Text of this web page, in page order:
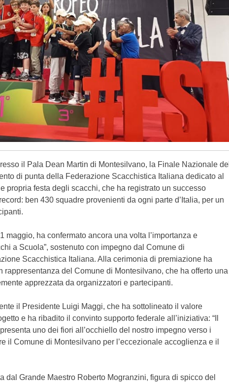
il Pala Dean Martin di Montesilvano, la Finale Nazionale del
di punta della Federazione Scacchistica Italiana dedicato al
propria festa degli scacchi, che ha registrato un successo
ben 430 squadre provenienti da ogni parte d’Italia, per un
maggio, ha confermato ancora una volta l’importanza e
a Scuola”, sostenuto con impegno dal Comune di
Scacchistica Italiana. Alla cerimonia di premiazione ha
rappresentanza del Comune di Montesilvano, che ha offerto una
apprezzata da organizzatori e partecipanti.
il Presidente Luigi Maggi, che ha sottolineato il valore
e ha ribadito il convinto supporto federale all’iniziativa: “Il
uno dei fiori all’occhiello del nostro impegno verso i
il Comune di Montesilvano per l’eccezionale accoglienza e il
dal Grande Maestro Roberto Mogranzini, figura di spicco del